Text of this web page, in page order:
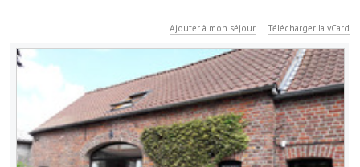
Ajouter à mon séjour Télécharger la vCard